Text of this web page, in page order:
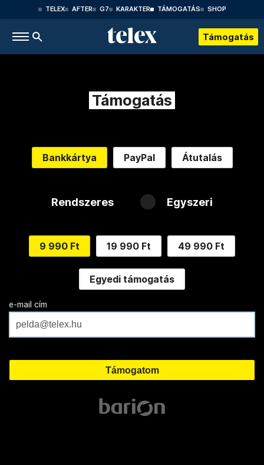
TELEX AFTER G7 KARAKTER TÁMOGATÁS SHOP
Támogatás
Támogatás
Bankkártya PayPal Átutalás
Rendszeres Egyszeri
9 990 Ft 19 990 Ft 49 990 Ft
Egyedi támogatás
e-mail cím